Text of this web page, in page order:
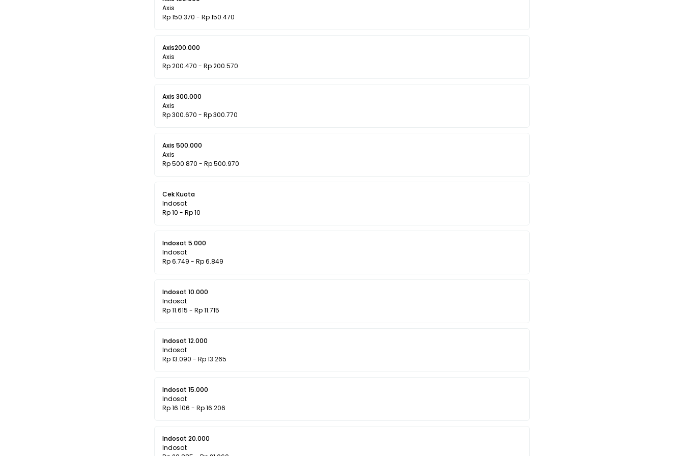
Axis
Rp 150.370 - Rp 150.470
Axis200.000
Axis
Rp 200.470 - Rp 200.570
Axis 300.000
Axis
Rp 300.670 - Rp 300.770
Axis 500.000
Axis
Rp 500.870 - Rp 500.970
Cek Kuota
Indosat
Rp 10 - Rp 10
Indosat 5.000
Indosat
Rp 6.749 - Rp 6.849
Indosat 10.000
Indosat
Rp 11.615 - Rp 11.715
Indosat 12.000
Indosat
Rp 13.090 - Rp 13.265
Indosat 15.000
Indosat
Rp 16.106 - Rp 16.206
Indosat 20.000
Indosat